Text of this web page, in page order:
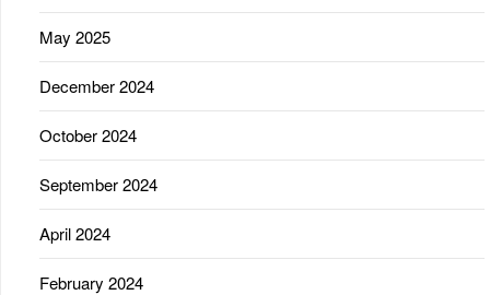
May 2025
December 2024
October 2024
September 2024
April 2024
February 2024